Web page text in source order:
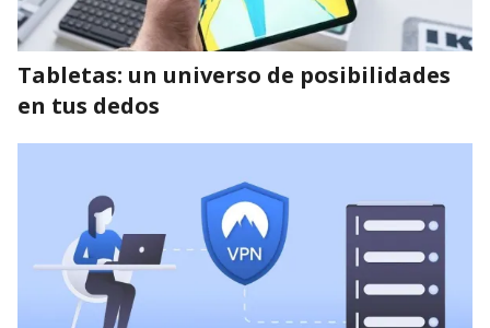
Tabletas: un universo de posibilidades
en tus dedos